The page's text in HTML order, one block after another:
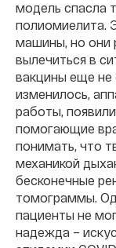
модель спасла
полиомиелита.
машины, но они
вылечиться в
вакцины еще не
изменилось,
работы,
помогающие
понимать, что
механикой
бесконечные
томограммы.
пациенты не
надежда –